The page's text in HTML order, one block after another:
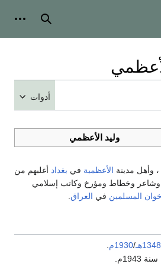
بحث
أدوات
وليد الأعظمي
، وأهل مدينة الأعظمية في بغداد أغلبهم من
وشاعر وخطاط ومؤرخ وكاتب إسلامي
المسلمين في العراق
1348هـ /1930م